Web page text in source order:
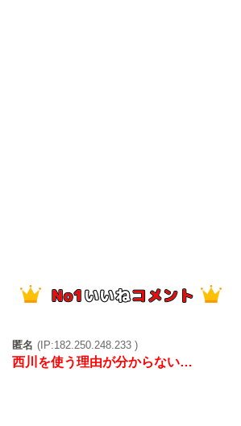
匿名 (IP:182.250.248.233 )
西川を使う理由が分からない…